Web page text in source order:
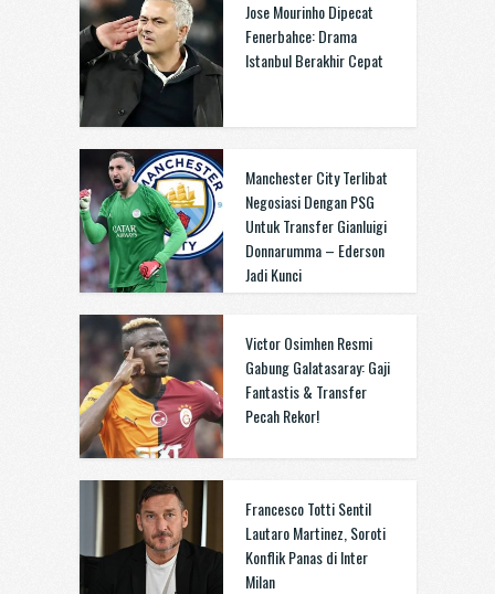
Jose Mourinho Dipecat
Fenerbahce: Drama
Istanbul Berakhir Cepat
Manchester City Terlibat
Negosiasi Dengan PSG
Untuk Transfer Gianluigi
Donnarumma – Ederson
Jadi Kunci
Victor Osimhen Resmi
Gabung Galatasaray: Gaji
Fantastis & Transfer
Pecah Rekor!
Francesco Totti Sentil
Lautaro Martinez, Soroti
Konflik Panas di Inter
Milan